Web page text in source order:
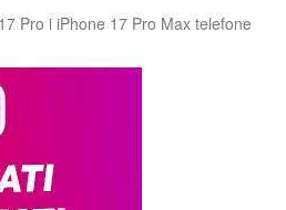
Pro i iPhone 17 Pro Max telefone